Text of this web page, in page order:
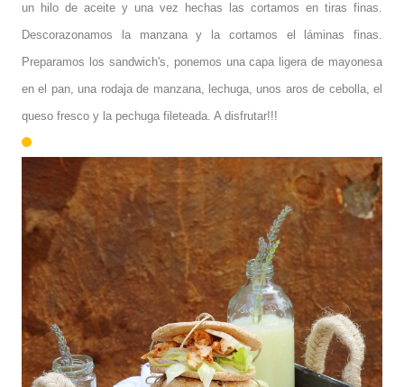
un hilo de aceite y una vez hechas las cortamos en tiras finas.
Descorazonamos la manzana y la cortamos el láminas finas.
Preparamos los sandwich's, ponemos una capa ligera de mayonesa
en el pan, una rodaja de manzana, lechuga, unos aros de cebolla, el
queso fresco y la pechuga fileteada. A disfrutar!!!